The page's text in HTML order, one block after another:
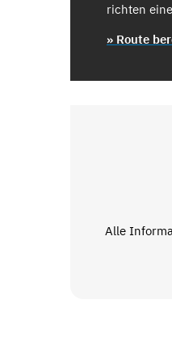
richten
» Route
Alle